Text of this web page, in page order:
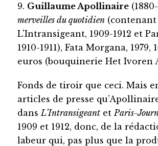
9. Guillaume Apollinaire(1880-
merveilles du quotidien(contenant
L'Intransigeant, 1909-1912 et
1910-1911), Fata Morgana, 1979,
euros (bouquinerie Het Ivoren
Fonds de tiroir que ceci. Mais
articles de presse
dans L’Intransigeantet Paris-
1909 et 1912, donc, de la
labeur qui, pas plus que la